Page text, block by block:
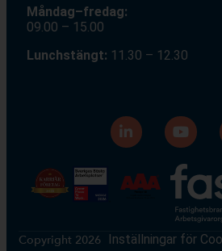
Måndag–fredag:
09.00 – 15.00
Lunchstängt: 11.30 – 12.30
Copyright 2026
Inställningar för